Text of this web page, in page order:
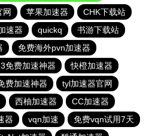
网 苹果加速器
CHK下载站
速器 quickq
书游下载站
免费海外pvn加速器
免费加速神器
快橙加速器
费加速神器
tyl加速器官网
西柚加速器
CC加速器
器 vqn加速
免费vqn试用7天